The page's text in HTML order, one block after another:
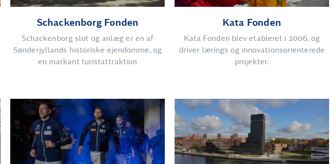
Schackenborg Fonden
Schackenborg slot og anlæg er en af
Sønderjyllands historiske ejendomme, og
en markant turistattraktion
Kata Fonden
Kata Fonden blev etableret i 2006, og
driver lærings og innovationsorienterede
projekter.